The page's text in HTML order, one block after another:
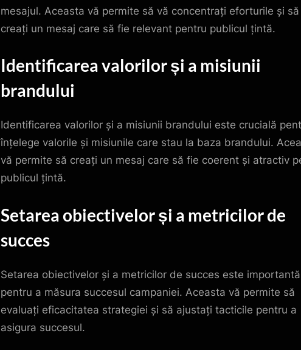
mesajul. Aceasta vă permite să vă concentrați eforturile și să
creați un mesaj care să fie relevant pentru publicul țintă.
Identificarea valorilor și a misiunii
brandului
Identificarea valorilor și a misiunii brandului este crucială
înțelege valorile și misiunile care stau la baza brandului.
vă permite să creați un mesaj care să fie coerent și atractiv
publicul țintă.
Setarea obiectivelor și a metricilor de
succes
Setarea obiectivelor și a metricilor de succes este importantă
pentru a măsura succesul campaniei. Aceasta vă permite să
evaluați eficacitatea strategiei și să ajustați tacticile pentru a
asigura succesul.